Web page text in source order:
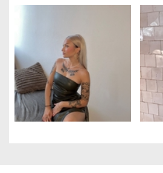
Gestion des cookies
Nous utilisons des cookies qui facilitent
améliorent la performance et la
Faites-nous part de vos préférences de